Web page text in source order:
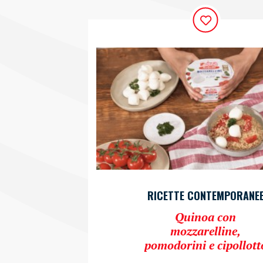
RICETTE
Quinoa con
mozzarelline,
pomodorini e